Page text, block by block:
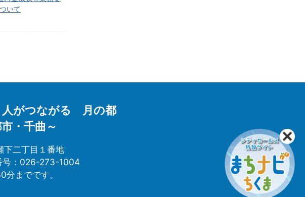
いて
がつながる 月の都
・千曲～
下二丁目１番地
号：026-273-1004
までです。